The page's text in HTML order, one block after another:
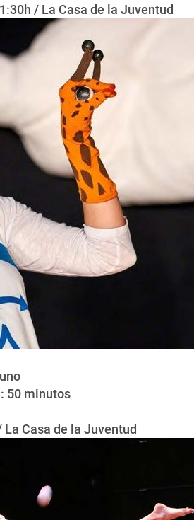
/ La Casa de la Juventud
50 minutos
Casa de la Juventud